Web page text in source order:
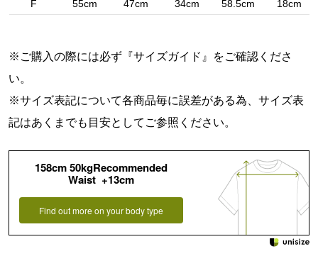
F
55cm 47cm 34cm 58.5cm 18cm
※ご購入の際には必ず『サイズガイド 』をご確認くださ
い。
※サイズ表記について各商品毎に誤差がある為、サイズ表
記はあくまでも目安としてご参照ください。
158cm 50kgRecommended
Waist +13cm
Find out more on your body type